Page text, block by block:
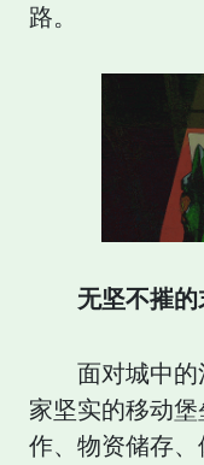
路。
无坚不摧
面对城中的
家坚实的移动
作、物资储存